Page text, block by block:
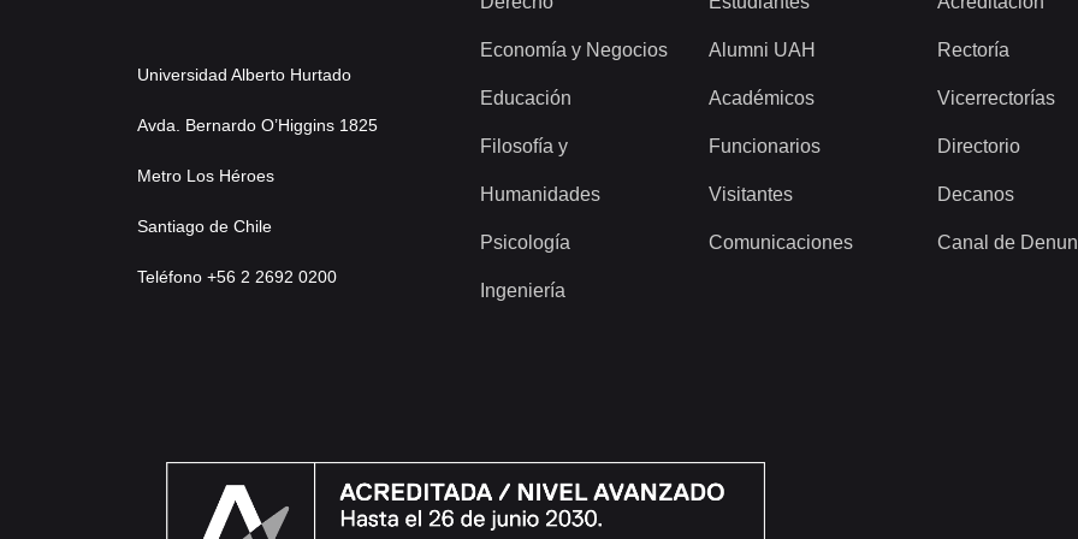
Universidad Alberto Hurtado
Avda. Bernardo O’Higgins 1825
Metro Los Héroes
Santiago de Chile
Teléfono +56 2 2692 0200
Economía y Negocios
Educación
Filosofía y
Humanidades
Psicología
Ingeniería
Alumni UAH
Académicos
Funcionarios
Visitantes
Comunicaciones
Rectoría
Vicerrectorías
Directorio
Decanos
Canal de